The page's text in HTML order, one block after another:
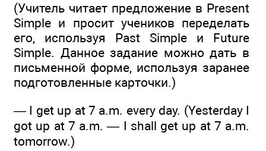
(Учитель читает предложение в Present
Simple и просит учеников переделать
его, используя Past Simple и Future
Simple. Данное задание можно дать в
письменной форме, используя заранее
подготовленные карточки.)
— I get up at 7 a.m. every day. (Yesterday I
got up at 7 a.m. — I shall get up at 7 a.m.
tomorrow.)